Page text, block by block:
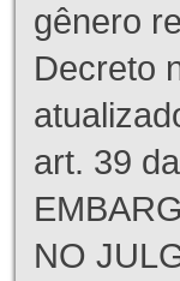
gênero
Decreto
art. 39
NO